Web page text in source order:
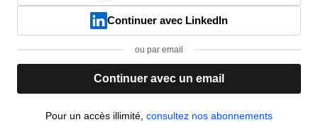
Continuer avec LinkedIn
ou par email
Continuer avec un email
Pour un accès illimité, consultez nos abonnements